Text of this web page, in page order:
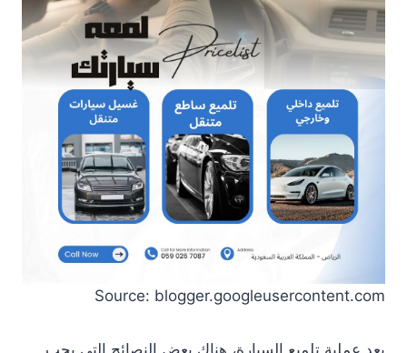
Source: blogger.googleusercontent.com